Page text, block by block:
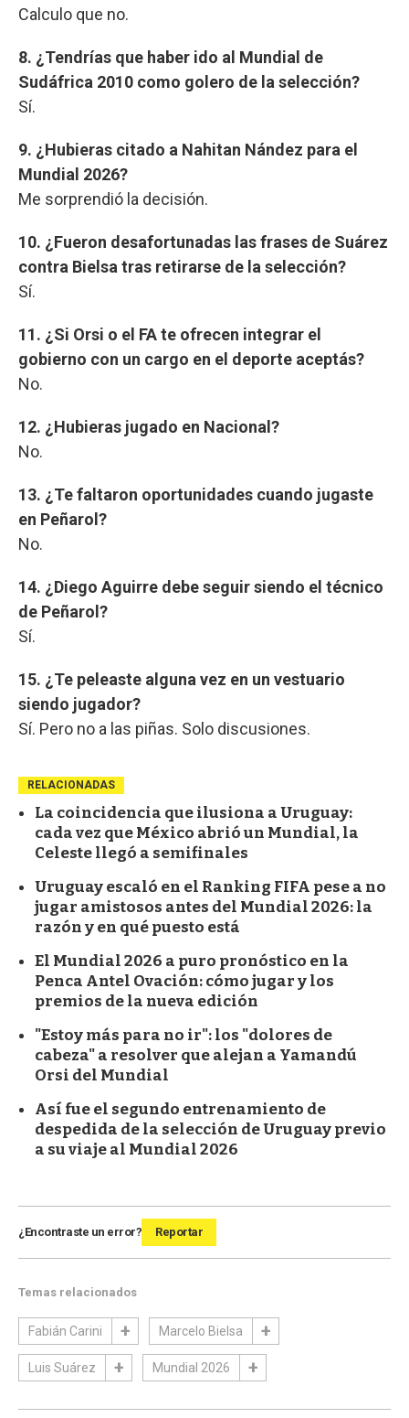
Calculo que no.
8. ¿Tendrías que haber ido al Mundial de
Sudáfrica 2010 como golero de la selección?
Sí.
9. ¿Hubieras citado a Nahitan Nández para el
Mundial 2026?
Me sorprendió la decisión.
10. ¿Fueron desafortunadas las frases de Suárez
contra Bielsa tras retirarse de la selección?
Sí.
11. ¿Si Orsi o el FA te ofrecen integrar el
gobierno con un cargo en el deporte aceptás?
No.
12. ¿Hubieras jugado en Nacional?
No.
13. ¿Te faltaron oportunidades cuando jugaste
en Peñarol?
No.
14. ¿Diego Aguirre debe seguir siendo el técnico
de Peñarol?
Sí.
15. ¿Te peleaste alguna vez en un vestuario
siendo jugador?
Sí. Pero no a las piñas. Solo discusiones.
RELACIONADAS
La coincidencia que ilusiona a Uruguay:
cada vez que México abrió un Mundial, la
Celeste llegó a semifinales
Uruguay escaló en el Ranking FIFA pese a no
jugar amistosos antes del Mundial 2026: la
razón y en qué puesto está
El Mundial 2026 a puro pronóstico en la
Penca Antel Ovación: cómo jugar y los
premios de la nueva edición
"Estoy más para no ir": los "dolores de
cabeza" a resolver que alejan a Yamandú
Orsi del Mundial
Así fue el segundo entrenamiento de
despedida de la selección de Uruguay previo
a su viaje al Mundial 2026
¿Encontraste un error? Reportar
Temas relacionados
Fabián Carini Marcelo Bielsa
Luis Suárez Mundial 2026